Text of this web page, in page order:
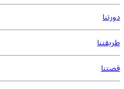
دورتنا
طريقتنا
قصتنا